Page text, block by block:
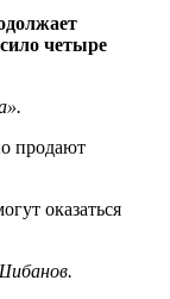
четыре
продают
оказаться